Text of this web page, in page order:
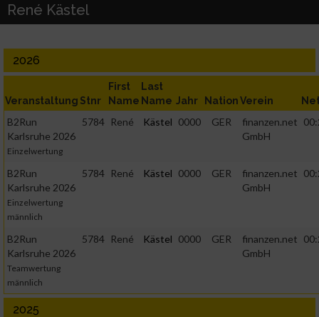
René Kästel
2026
Veranstaltung Stnr
First
Name
Last
Name Jahr NationVerein
B2Run
Karlsruhe 2026
Einzelwertung
5784 René Kästel 0000 GER
finanzen.net
GmbH
B2Run
Karlsruhe 2026
Einzelwertung
männlich
5784 René Kästel 0000 GER
finanzen.net
GmbH
B2Run
Karlsruhe 2026
Teamwertung
männlich
5784 René Kästel 0000 GER
finanzen.net
GmbH
2025